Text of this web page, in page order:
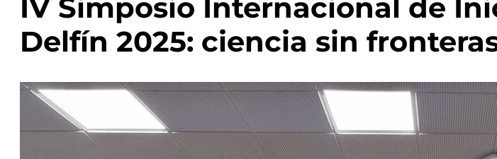
IV Simposio Internacional de
Delfín 2025: ciencia sin